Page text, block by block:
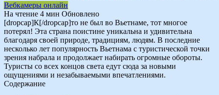
Вебкамеры онлайн
На чтение 4 мин Обновлено
[dropcap]К[/dropcap]то не был во Вьетнаме, тот многое
потерял! Эта страна поистине уникальна и удивительна
благодаря своей природе, традициям, людям. В последние
несколько лет популярность Вьетнама с туристической точки
зрения набрала и продолжает набирать огромные обороты.
Туристы со всех концов света едут сюда за новыми
ощущениями и незабываемыми впечатлениями.
Содержание